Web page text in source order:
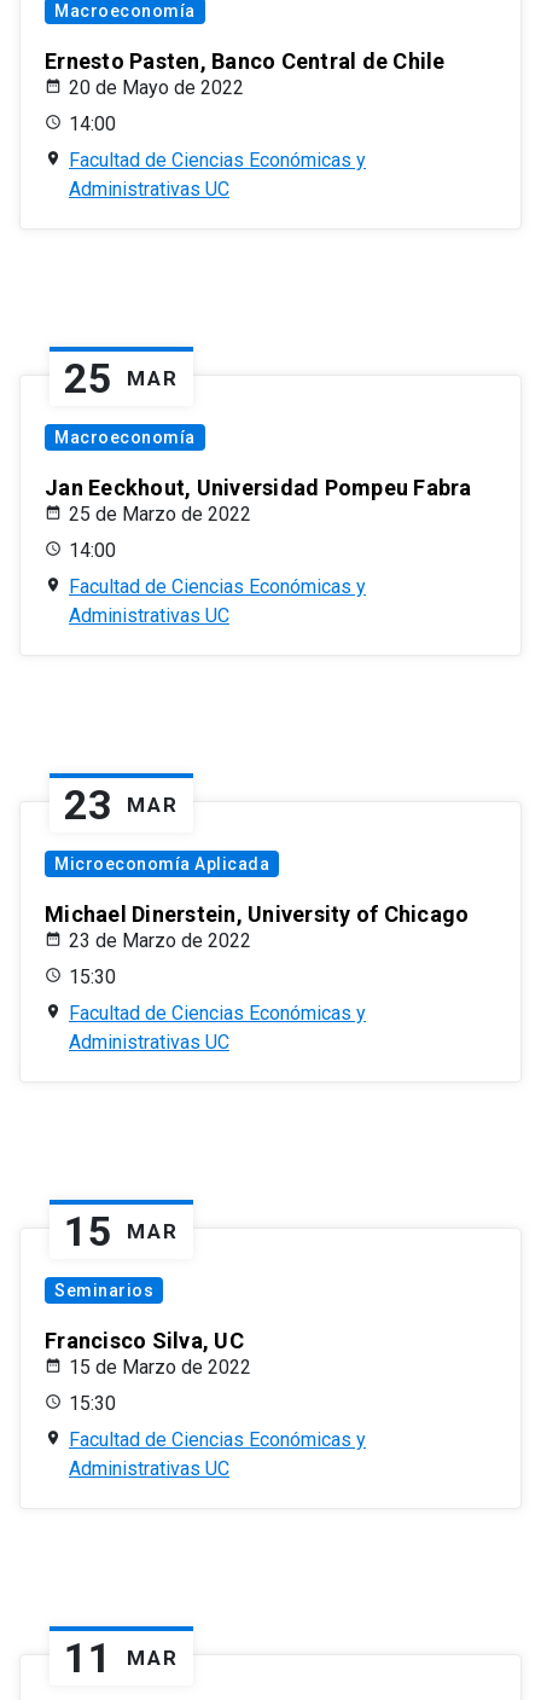
Macroeconomía
Ernesto Pasten, Banco Central de Chile
20 de Mayo de 2022
14:00
Facultad de Ciencias Económicas y
Administrativas UC
25 MAR
Macroeconomía
Jan Eeckhout, Universidad Pompeu Fabra
25 de Marzo de 2022
14:00
Facultad de Ciencias Económicas y
Administrativas UC
23 MAR
Microeconomía Aplicada
Michael Dinerstein, University of Chicago
23 de Marzo de 2022
15:30
Facultad de Ciencias Económicas y
Administrativas UC
15 MAR
Seminarios
Francisco Silva, UC
15 de Marzo de 2022
15:30
Facultad de Ciencias Económicas y
Administrativas UC
11 MAR